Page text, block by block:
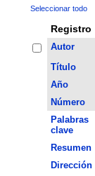
Seleccionar todo
Registro
Autor
Título
Año
Número
Palabras
clave
Resumen
Dirección